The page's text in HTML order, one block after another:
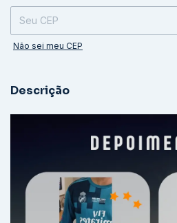
Não sei meu CEP
Descrição